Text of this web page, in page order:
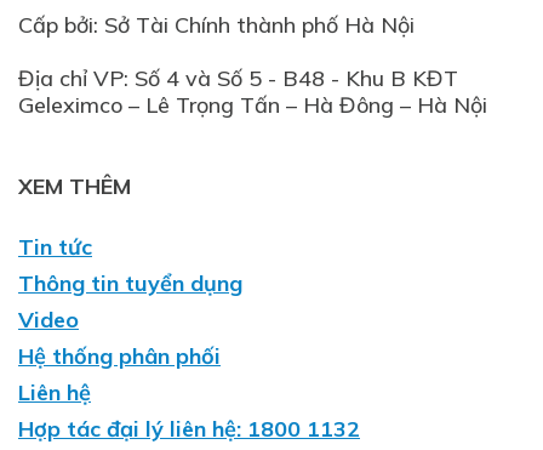
Cấp bởi: Sở Tài Chính thành phố Hà Nội
Địa chỉ VP: Số 4 và Số 5 - B48 - Khu B KĐT
XEM THÊM
Tin tức
Thông tin tuyển dụng
Video
Hệ thống phân phối
Liên hệ
Hợp tác đại lý liên hệ: 1800 1132